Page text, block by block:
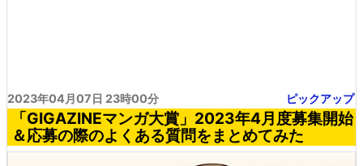
2023年04月07日 23時00分 ピックアップ
「GIGAZINEマンガ大賞」2023年4月度募集開始
＆応募の際のよくある質問をまとめてみた